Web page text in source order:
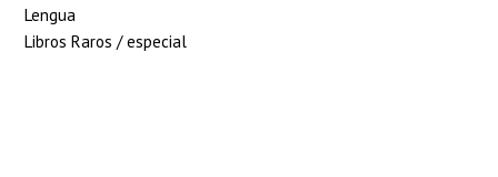
Lengua
Libros Raros / especial